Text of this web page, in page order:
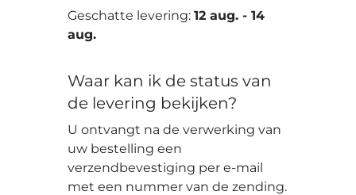
Geschatte levering:12 aug. -14
aug.
Waar kan ik de status van
de levering bekijken?
U ontvangt na de verwerking van
uw bestelling een
verzendbevestiging per e-mail
met een nummer van de zending.